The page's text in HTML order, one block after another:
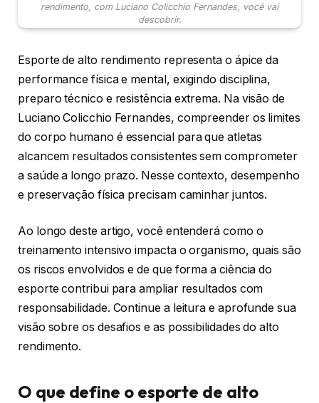
rendimento, com Luciano Colicchio Fernandes, você vai
descobrir.
Esporte de alto rendimento representa o ápice da
performance física e mental, exigindo disciplina,
preparo técnico e resistência extrema. Na visão de
Luciano Colicchio Fernandes, compreender os limites
do corpo humano é essencial para que atletas
alcancem resultados consistentes sem comprometer
a saúde a longo prazo. Nesse contexto, desempenho
e preservação física precisam caminhar juntos.
Ao longo deste artigo, você entenderá como o
treinamento intensivo impacta o organismo, quais são
os riscos envolvidos e de que forma a ciência do
esporte contribui para ampliar resultados com
responsabilidade. Continue a leitura e aprofunde sua
visão sobre os desafios e as possibilidades do alto
rendimento.
O que define o esporte de alto